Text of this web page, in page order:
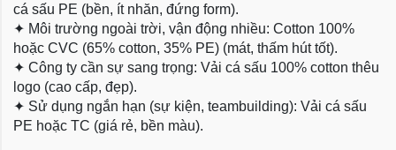
cá sấu PE (bền, ít nhăn, đứng form).
✦ Môi trường ngoài trời, vận động nhiều: Cotton 100%
hoặc CVC (65% cotton, 35% PE) (mát, thấm hút tốt).
✦ Công ty cần sự sang trọng: Vải cá sấu 100% cotton thêu
logo (cao cấp, đẹp).
✦ Sử dụng ngắn hạn (sự kiện, teambuilding): Vải cá sấu
PE hoặc TC (giá rẻ, bền màu).